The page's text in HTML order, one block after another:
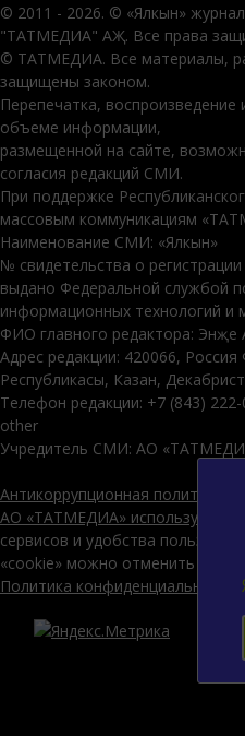
© 2011 - 2026. © «Ялкын»
"ТАТМЕДИА" АҖ. Все права
© ТАТМЕДИА. Все материалы,
защищены законом.
Перепечатка,
объеме информации,
размещенной на сайте,
согласия редакций СМИ.
При поддержке
массовым коммуникациям
Наименование СМИ: «Ялкын»
№ свидетельства о
выдано Федеральной службой
информационных технологий и
ФИО главного редактора: Энҗе
Адрес редакции: 420066,
Республикасы, Казан,
Телефон редакции: +7 (843) 222-
other
Учредитель СМИ: АО
Антикоррупционная политика
АО «ТАТМЕДИА» использует
сервисов и удобства
«cookie» можно отменить в
Политика конфиденциальности